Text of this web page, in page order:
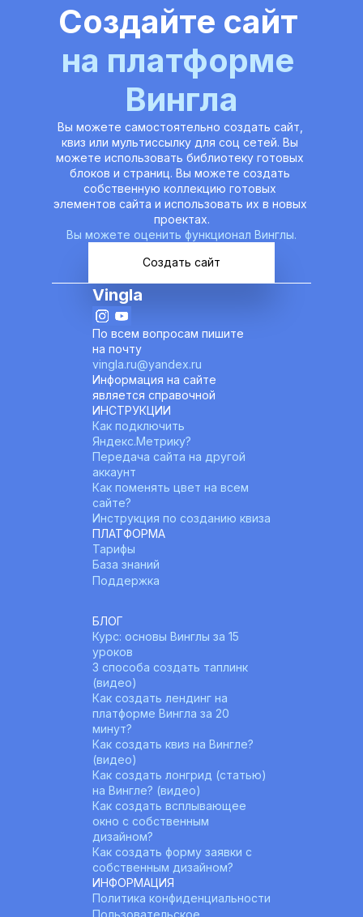
Создайте сайт
на платформе
Вингла
Вы можете самостоятельно создать сайт,
квиз или мультиссылку для соц сетей. Вы
можете использовать библиотеку готовых
блоков и страниц. Вы можете создать
собственную коллекцию готовых
элементов сайта и использовать их в новых
проектах.
Вы можете оценить функционал Винглы.
Создать сайт
Vingla
По всем вопросам пишите
на почту
vingla.ru@yandex.ru
Информация на сайте
является справочной
ИНСТРУКЦИИ
Как подключить
Яндекс.Метрику?
Передача сайта на другой
аккаунт
Как поменять цвет на всем
сайте?
Инструкция по созданию квиза
ПЛАТФОРМА
Тарифы
База знаний
Поддержка
БЛОГ
Курс: основы Винглы за 15
уроков
3 способа создать таплинк
(видео)
Как создать лендинг на
платформе Вингла за 20
минут?
Как создать квиз на Вингле?
(видео)
Как создать лонгрид (статью)
на Вингле? (видео)
Как создать всплывающее
окно с собственным
дизайном?
Как создать форму заявки с
собственным дизайном?
ИНФОРМАЦИЯ
Политика конфиденциальности
Пользовательское